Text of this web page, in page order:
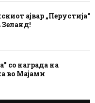
ајвар „Перустија“
Зеланд!
со награда на
во Мајами